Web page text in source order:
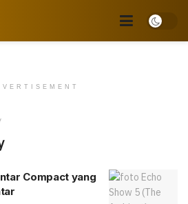
Compact yang